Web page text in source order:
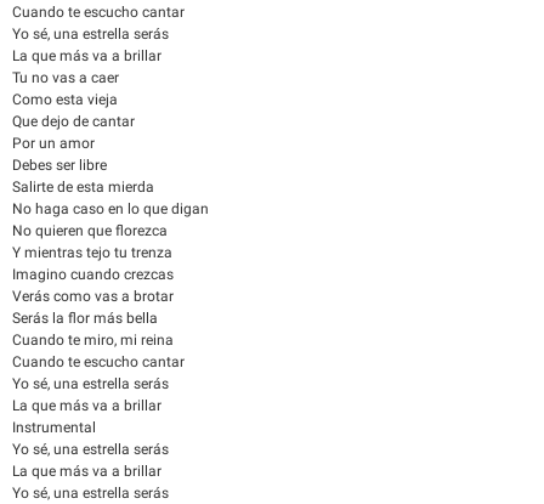
Cuando te escucho cantar
Yo sé, una estrella serás
La que más va a brillar
Tu no vas a caer
Como esta vieja
Que dejo de cantar
Por un amor
Debes ser libre
Salirte de esta mierda
No haga caso en lo que digan
No quieren que florezca
Y mientras tejo tu trenza
Imagino cuando crezcas
Verás como vas a brotar
Serás la flor más bella
Cuando te miro, mi reina
Cuando te escucho cantar
Yo sé, una estrella serás
La que más va a brillar
Instrumental
Yo sé, una estrella serás
La que más va a brillar
Yo sé, una estrella serás